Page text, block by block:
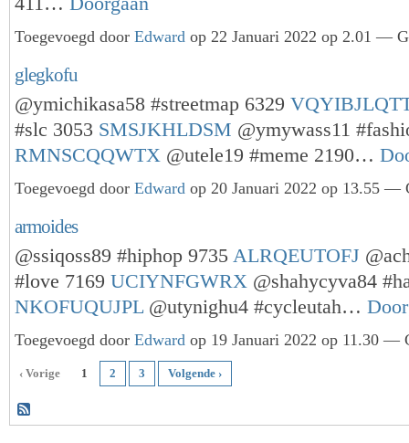
Toegevoegd door Edward op 22 Januari 2022 op 2.01 —
glegkofu
@ymichikasa58 #streetmap 6329
#slc 3053 SMSJKHLDSM @ymywass11
RMNSCQQWTX @utele19 #meme 2190…
Toegevoegd door Edward op 20 Januari 2022 op 13.55 —
armoides
@ssiqoss89 #hiphop 9735 ALRQEUTOFJ
#love 7169 UCIYNFGWRX @shahycyva84
NKOFUQUJPL @utynighu4 #cycleutah…
Toegevoegd door Edward op 19 Januari 2022 op 11.30 —
‹ Vorige 1 2 3 Volgende ›